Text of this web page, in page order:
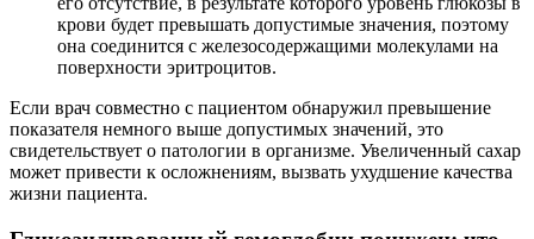
крови будет превышать допустимые значения, поэтому
она соединится с железосодержащими молекулами на
поверхности эритроцитов.
Если врач совместно с пациентом обнаружил превышение
показателя немного выше допустимых значений, это
свидетельствует о патологии в организме. Увеличенный сахар
может привести к осложнениям, вызвать ухудшение качества
жизни пациента.